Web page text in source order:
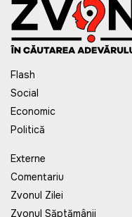
Flash
Social
Economic
Politică
Externe
Comentariu
Zvonul Zilei
Zvonul Săptămânii